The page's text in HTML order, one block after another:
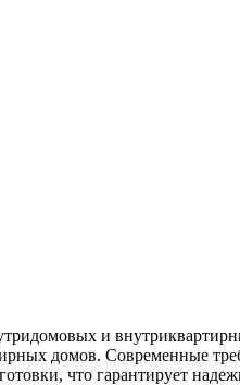
и
домов. Современные
что гарантирует